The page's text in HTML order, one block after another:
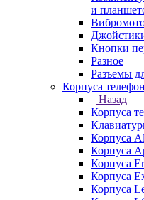
и
Кнопки
Разное
Разъемы
Корпуса
Назад
Корпуса
Корпуса
Корпуса
Корпуса
Корпуса
Корпуса